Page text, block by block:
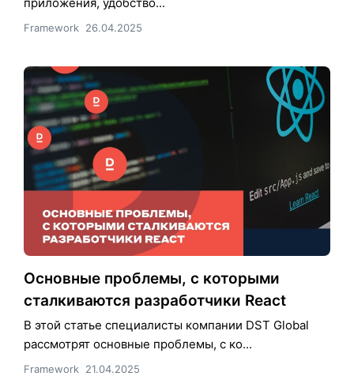
Framework 26.04.2025
Основные проблемы, с которыми
сталкиваются разработчики React
В этой статье специалисты компании DST Global
рассмотрят основные проблемы, с ко...
Framework 21.04.2025